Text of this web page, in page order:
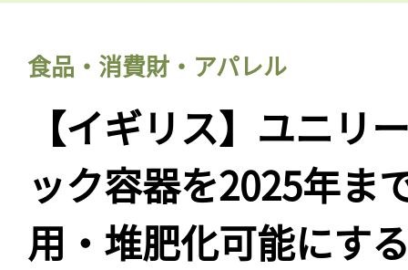
食品・消費財・アパレル
【イギリス】ユニリ
ック容器を2025年ま
用・堆肥化可能にす